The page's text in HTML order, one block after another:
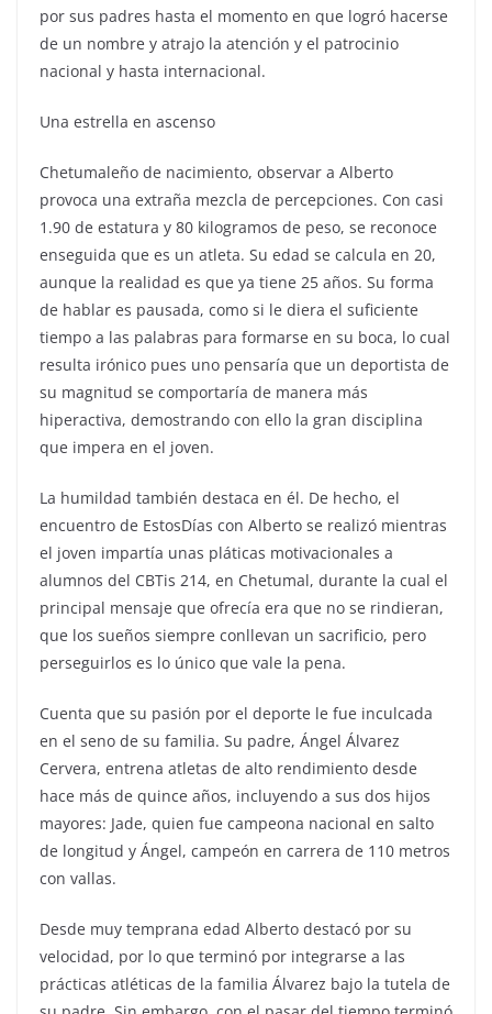
por sus padres hasta el momento en que logró hacerse
de un nombre y atrajo la atención y el patrocinio
nacional y hasta internacional.
Una estrella en ascenso
Chetumaleño de nacimiento, observar a Alberto
provoca una extraña mezcla de percepciones. Con casi
1.90 de estatura y 80 kilogramos de peso, se reconoce
enseguida que es un atleta. Su edad se calcula en 20,
aunque la realidad es que ya tiene 25 años. Su forma
de hablar es pausada, como si le diera el suficiente
tiempo a las palabras para formarse en su boca, lo cual
resulta irónico pues uno pensaría que un deportista de
su magnitud se comportaría de manera más
hiperactiva, demostrando con ello la gran disciplina
que impera en el joven.
La humildad también destaca en él. De hecho, el
encuentro de EstosDías con Alberto se realizó mientras
el joven impartía unas pláticas motivacionales a
alumnos del CBTis 214, en Chetumal, durante la cual el
principal mensaje que ofrecía era que no se rindieran,
que los sueños siempre conllevan un sacrificio, pero
perseguirlos es lo único que vale la pena.
Cuenta que su pasión por el deporte le fue inculcada
en el seno de su familia. Su padre, Ángel Álvarez
Cervera, entrena atletas de alto rendimiento desde
hace más de quince años, incluyendo a sus dos hijos
mayores: Jade, quien fue campeona nacional en salto
de longitud y Ángel, campeón en carrera de 110 metros
con vallas.
Desde muy temprana edad Alberto destacó por su
velocidad, por lo que terminó por integrarse a las
prácticas atléticas de la familia Álvarez bajo la tutela de